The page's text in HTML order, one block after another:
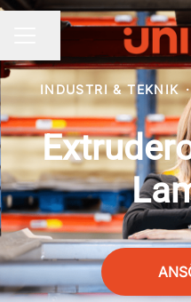
INDUSTRI & TEKNIK ·